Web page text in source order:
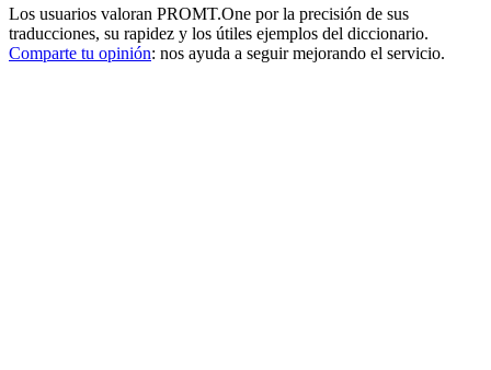
Los usuarios valoran PROMT.One por la precisión de sus
traducciones, su rapidez y los útiles ejemplos del diccionario.
Comparte tu opinión: nos ayuda a seguir mejorando el servicio.